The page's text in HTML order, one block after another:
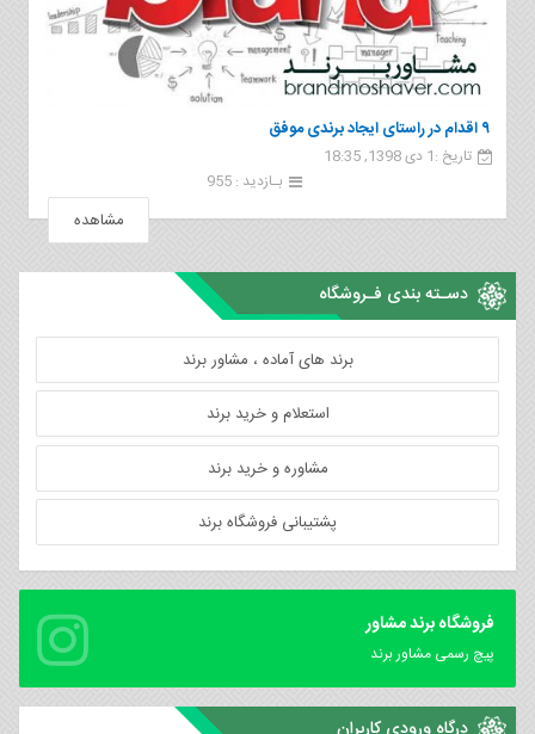
۹ اقدام در راستای ایجاد برندی موفق
تاریخ :1 دی 1398, 18:35
بـازدید : 955
مشاهده
دسـته بندی فـروشگاه
برند های آماده ، مشاور برند
استعلام و خرید برند
مشاوره و خرید برند
پشتیبانی فروشگاه برند
فروشگاه برند مشاور
پیچ رسمی مشاور برند